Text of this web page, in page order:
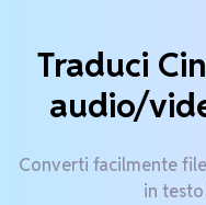
Traduci
audio/
Converti facilmente
in